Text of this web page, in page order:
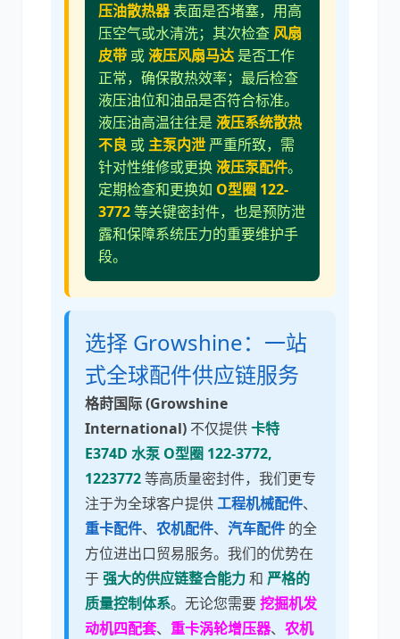
压油散热器表面是否堵塞，用高
压空气或水清洗；其次检查风扇
皮带 或液压风扇马达是否工作
正常，确保散热效率；最后检查
液压油位和油品是否符合标准。
液压油高温往往是 液压系统散热
不良 或 主泵内泄 严重所致，需
针对性维修或更换液压泵配件。
定期检查和更换如 O型圈 122-
3772等关键密封件，也是预防泄
露和保障系统压力的重要维护手
段。
选择 Growshine：一站
式全球配件供应链服务
格莳国际 (Growshine
International) 不仅提供卡特
E374D 水泵 O型圈 122-3772,
1223772等高质量密封件，我们更专
注于为全球客户提供工程机械配件、
重卡配件、 农机配件、 汽车配件 的全
方位进出口贸易服务。我们的优势在
于强大的供应链整合能力和 严格的
质量控制体系。无论您需要挖掘机发
动机四配套、 重卡涡轮增压器、 农机